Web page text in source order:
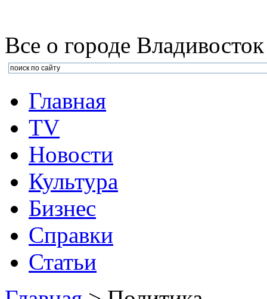
Все о городе Владивосток
Главная
TV
Новости
Культура
Бизнеc
Справки
Статьи